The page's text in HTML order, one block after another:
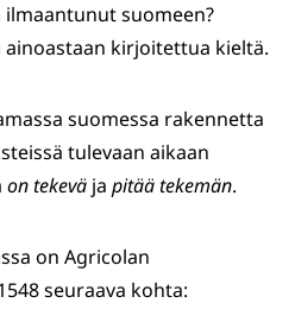
suomeen?
ainoastaan kirjoitettua kieltä.
suomessa rakennetta
tulevaan aikaan
on tekevä ja pitää tekemän.
on Agricolan
seuraava kohta: